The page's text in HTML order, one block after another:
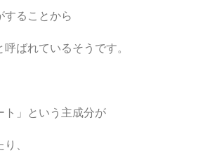
することから
呼ばれているそうです。
ト」という主成分が
、